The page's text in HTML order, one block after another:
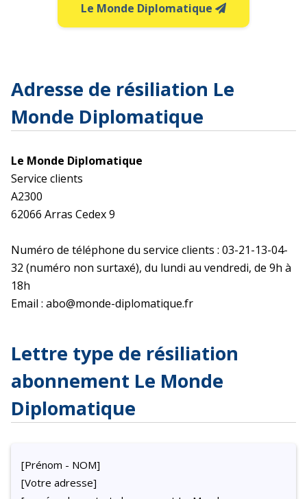
Le Monde Diplomatique
Adresse de résiliation Le
Monde Diplomatique
Le Monde Diplomatique
Service clients
A2300
62066 Arras Cedex 9
Numéro de téléphone du service clients : 03-21-13-04-
32 (numéro non surtaxé), du lundi au vendredi, de 9h à
18h
Email : abo@monde-diplomatique.fr
Lettre type de résiliation
abonnement Le Monde
Diplomatique
[Prénom - NOM]
[Votre adresse]